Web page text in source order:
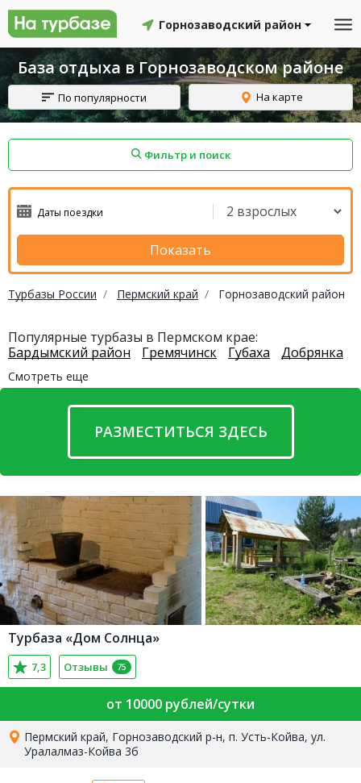
Горнозаводский район
База отдыха в Горнозаводском районе
По популярности На карте
Фильтр и поиск
Показать
Турбазы России Пермский край Горнозаводский район
Популярные турбазы в Пермском крае:
Бардымский район
Гремячинск Губаха Добрянка
Смотреть еще
РАЗМЕСТИТЬСЯ ЗДЕСЬ
Турбаза «Дом Солнца»
7,3 Отзывы 75
от 10000 рублей/сутки
Пермский край, Горнозаводский р-н, п. Усть-Койва, ул.
Уралалмаз-Койва 3б
Смоленский район Топчихинский район
Красноборский район
Онежский район
Северодвинск Устьянский район